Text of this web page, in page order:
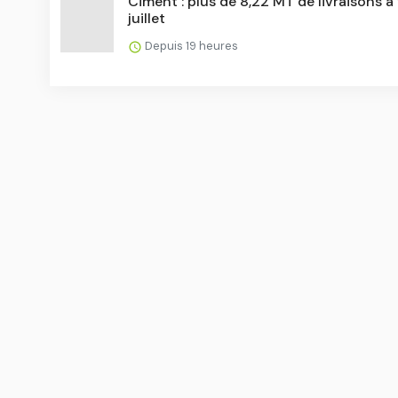
juillet
Depuis 19 heures